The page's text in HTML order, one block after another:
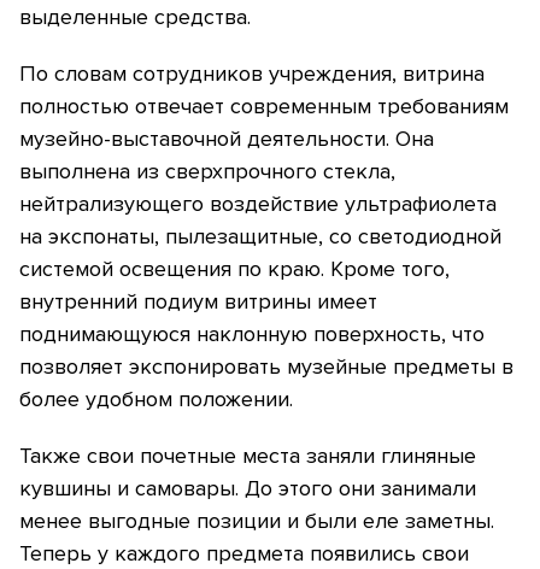
выделенные средства.
По словам сотрудников учреждения, витрина
полностью отвечает современным требованиям
музейно-выставочной деятельности. Она
выполнена из сверхпрочного стекла,
нейтрализующего воздействие ультрафиолета
на экспонаты, пылезащитные, со светодиодной
системой освещения по краю. Кроме того,
внутренний подиум витрины имеет
поднимающуюся наклонную поверхность, что
позволяет экспонировать музейные предметы в
более удобном положении.
Также свои почетные места заняли глиняные
кувшины и самовары. До этого они занимали
менее выгодные позиции и были еле заметны.
Теперь у каждого предмета появились свои